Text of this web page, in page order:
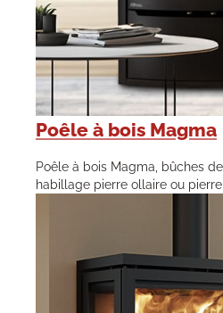
Poêle à bois Magma
Poêle à bois Magma, bûches
habillage pierre ollaire ou